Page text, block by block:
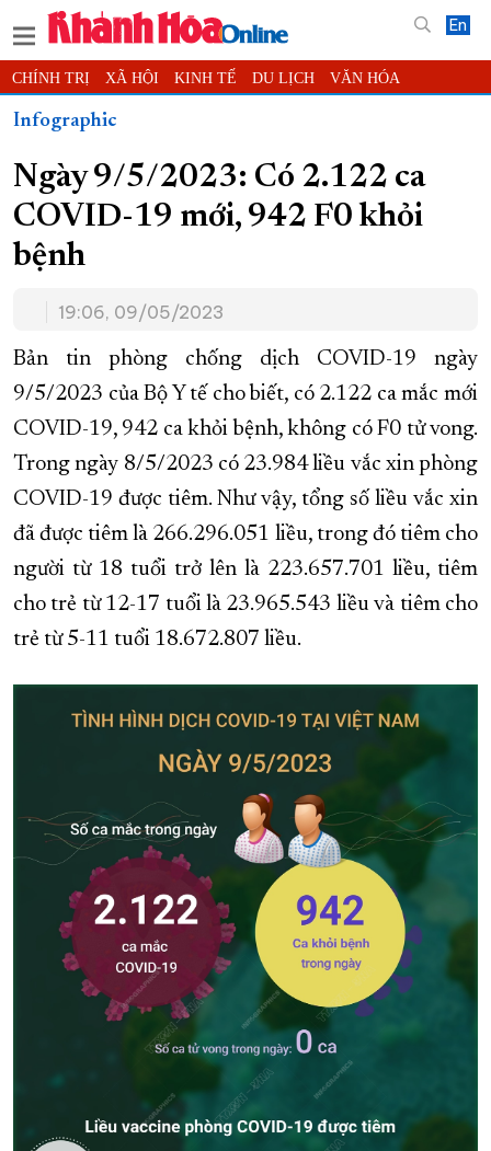
En
CHÍNH TRỊ XÃ HỘI KINH TẾ DU LỊCH VĂN HÓA
THỂ THAO ĐỜI SỐNG
THẾ GIỚI MULTIMEDIA VIDEO ĐỌC BÁO ONLINE
PODCAST THÔNG TIN - QUẢNG CÁO
QUY HOẠCH TỈNH KHÁNH HÒA
TRƯỜNG SA BIỂN ĐẢO QUÊ HƯƠNG
KỶ NIỆM 370 NĂM XÂY DỰNG VÀ PHÁT TRIỂN TỈNH KHÁNH HÒA
KHOẢNH KHẮC ĐẸP XỨ TRẦM
XÂY DỰNG KHÁNH HÒA TRỞ THÀNH THÀNH PHỐ TRỰC THUỘC
ĐẠI HỘI ĐẢNG CÁC CẤP TRANG CHỦ VỀ BÁO KHÁNH HÒA
Infographic
Ngày 9/5/2023: Có 2.122 ca
COVID-19 mới, 942 F0 khỏi
bệnh
19:06, 09/05/2023
Bản tin phòng chống dịch COVID-19 ngày
9/5/2023 của Bộ Y tế cho biết, có 2.122 ca mắc mới
COVID-19, 942 ca khỏi bệnh, không có F0 tử vong.
Trong ngày 8/5/2023 có 23.984 liều vắc xin phòng
COVID-19 được tiêm. Như vậy, tổng số liều vắc xin
đã được tiêm là 266.296.051 liều, trong đó tiêm cho
người từ 18 tuổi trở lên là 223.657.701 liều, tiêm
cho trẻ từ 12-17 tuổi là 23.965.543 liều và tiêm cho
trẻ từ 5-11 tuổi 18.672.807 liều.